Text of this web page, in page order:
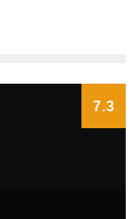
7.3